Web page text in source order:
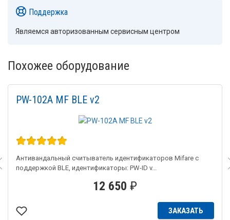
Поддержка
Являемся авторизованным сервисным центром
Похожее оборудование
PW-102A MF BLE v2
Антивандальный считыватель идентификаторов Mifare с
поддержкой BLE, идентификаторы: PW-ID v...
12 650 ₽
ЗАКАЗАТЬ